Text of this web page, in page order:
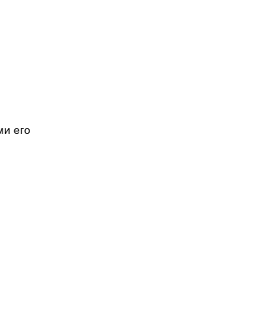
его